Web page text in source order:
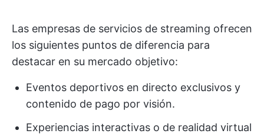
Las empresas de servicios de streaming ofrecen
los siguientes puntos de diferencia para
destacar en su mercado objetivo:
Eventos deportivos en directo exclusivos y
contenido de pago por visión.
Experiencias interactivas o de realidad virtual